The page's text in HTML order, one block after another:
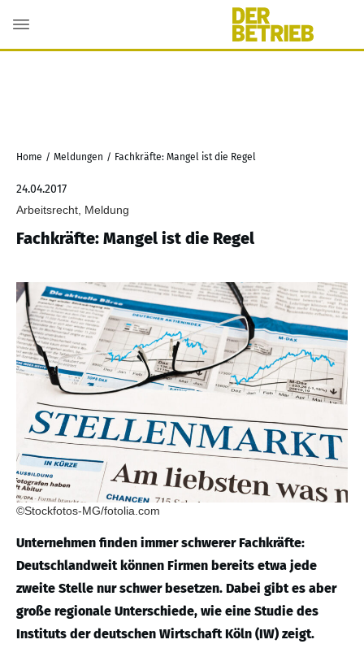
Home / Meldungen / Fachkräfte: Mangel ist die Regel
24.04.2017
Arbeitsrecht, Meldung
Fachkräfte: Mangel ist die Regel
©Stockfotos-MG/fotolia.com
Unternehmen finden immer schwerer Fachkräfte:
Deutschlandweit können Firmen bereits etwa jede
zweite Stelle nur schwer besetzen. Dabei gibt es aber
große regionale Unterschiede, wie eine Studie des
Instituts der deutschen Wirtschaft Köln (IW) zeigt.